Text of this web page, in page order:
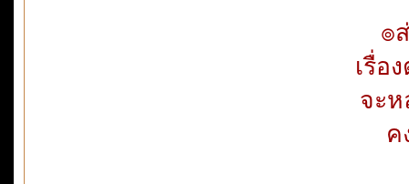
๏
เรื่อ
จะ
ค